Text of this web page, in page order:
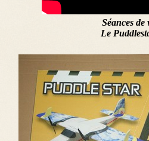
Séances
Le